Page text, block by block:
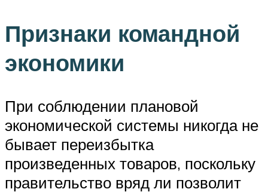
Признаки командной
экономики
При соблюдении плановой
экономической системы никогда не
бывает переизбытка
произведенных товаров, поскольку
правительство вряд ли позволит